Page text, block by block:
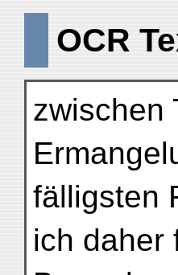
OCR
zwischen
fälligsten
ich daher